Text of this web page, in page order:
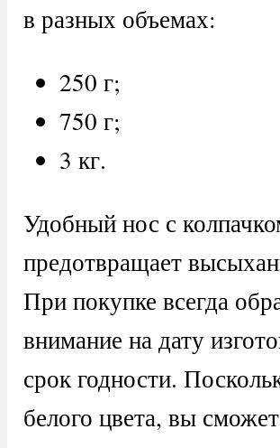
в разных объемах:
250 г;
750 г;
3 кг.
Удобный нос с
предотвращает
При покупке всегда
внимание на дату
срок годности.
белого цвета, вы